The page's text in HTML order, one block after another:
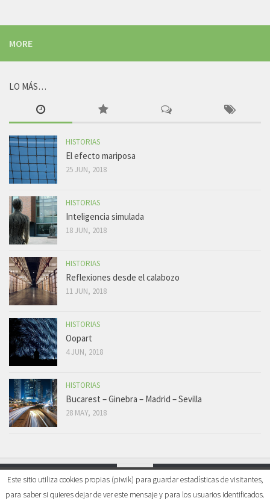
Este sitio utiliza cookies propias (piwik) para guardar estadísticas de visitantes,
para saber si quieres dejar de ver este mensaje y para los usuarios identificados.
MORE
LO MÁS…
HISTORIAS
El efecto mariposa
25 JUN, 2018
HISTORIAS
Inteligencia simulada
18 JUN, 2018
HISTORIAS
Reflexiones desde el calabozo
11 JUN, 2018
HISTORIAS
Oopart
4 JUN, 2018
HISTORIAS
Bucarest – Ginebra – Madrid – Sevilla
28 MAY, 2018